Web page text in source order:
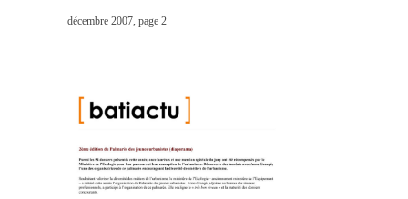
décembre 2007, page 2